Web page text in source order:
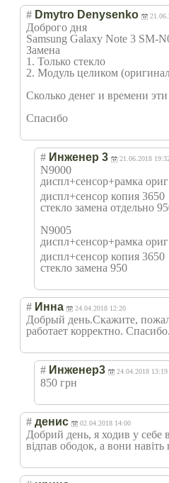
# Dmytro Denysenko
Доброго дня
Samsung Galaxy Note 3 SM-
Замена
1. Только стекло
2. Модуль целиком
Сколько денег и времени
Спасибо
# Инженер 3 21.06.2018
N9000
диспл+сенсор+рамка
диспл+сенсор копия 3650
стекло замена отдельно
N9005
диспл+сенсор+рамка
диспл+сенсор копия 3650
стекло замена 950
# Инна 24.04.2018 12:20
Добрый день.Скажите,
работает корректно. Спасибо.
# Инженер3 24.04.2018 13:19
850 грн
# дeнис 02.04.2018 14:00
Добрий день, я ходив у себе
відпав ободок, а вони